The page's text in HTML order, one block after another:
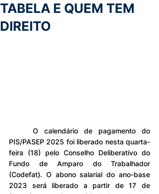
TABELA E QUEM TEM
DIREITO
PIS/PASEP 2025 foi liberado nesta quarta-
feira (18) pelo Conselho Deliberativo do
Fundo de Amparo do Trabalhador
(Codefat). O abono salarial do ano-base
2023 será liberado a partir de 17 de